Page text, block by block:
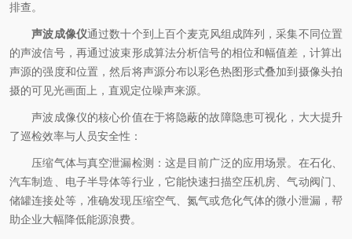
排查。
声波成像仪通过数十个到上百个麦克风组成阵列，采集不同位置
的声波信号，再通过波束形成算法分析信号的相位和幅值差，计算出
声源的强度和位置，然后将声源分布以彩色热图形式叠加到摄像头拍
摄的可见光画面上，直观定位噪声来源。
声波成像仪的核心价值在于将隐蔽的故障隐患可视化，大大提升
了巡检效率与人员安全性：
压缩气体与真空泄漏检测：这是目前广泛的应用场景。在石化、
汽车制造、电子半导体等行业，它能快速扫描空压机房、气动阀门、
储罐连接处等，准确发现压缩空气、氮气或危化气体的微小泄漏，帮
助企业大幅降低能源浪费。